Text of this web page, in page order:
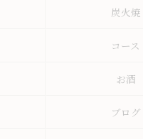
炭火焼
コース
お酒
ブログ